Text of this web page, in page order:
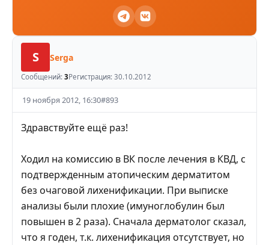
S Serga
Сообщений: 3Регистрация: 30.10.2012
19 ноября 2012, 16:30#893
Здравствуйте ещё раз!
Ходил на комиссию в ВК после лечения в КВД, с
подтвержденным атопическим дерматитом
без очаговой лихенификации. При выписке
анализы были плохие (имуноглобулин был
повышен в 2 раза). Сначала дерматолог сказал,
что я годен, т.к. лихенификация отсутствует, но